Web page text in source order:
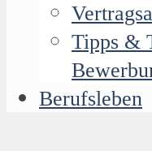
Tipps &
Berufsleben